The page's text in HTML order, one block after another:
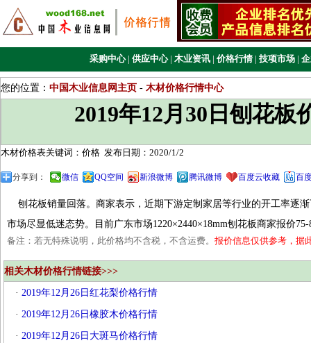
采购中心 | 供应中心 | 木业资讯 | 价格行情 | 技项市场 |
您的位置： 中国木业信息网主页 - 木材价格行情中心
2019年12月30日刨花板
木材价格表关键词：价格 发布日期：2020/1/2
分享到： 微信 QQ空间 新浪微博 腾讯微博 百度云收藏 百
刨花板销量回落。商家表示，近期下游定制家居等行业的开工率逐
市场尽显低迷态势。目前广东市场1220×2440×18mm刨花板商家报价75-
备注：若无特殊说明，此价格均不含税，不含运费。 报价信息仅供参考，据
相关木材价格行情链接>>>
· 2019年12月26日红花梨价格行情
· 2019年12月26日橡胶木价格行情
· 2019年12月26日大斑马价格行情